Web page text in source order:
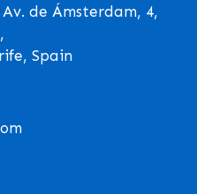
de Ámsterdam, 4,
Spain